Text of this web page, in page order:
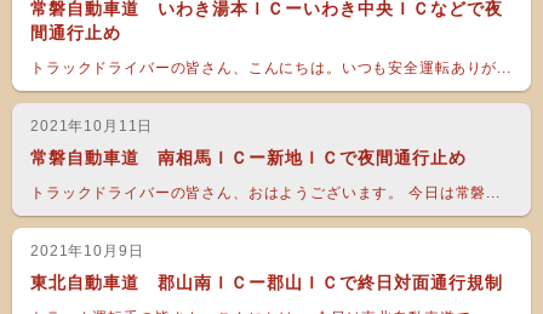
常磐自動車道 いわき湯本ＩＣーいわき中央ＩＣなどで夜
間通行止め
トラックドライバーの皆さん、こんにちは。いつも安全運転ありが...
2021年10月11日
常磐自動車道 南相馬ＩＣー新地ＩＣで夜間通行止め
トラックドライバーの皆さん、おはようございます。 今日は常磐...
2021年10月9日
東北自動車道 郡山南ＩＣー郡山ＩＣで終日対面通行規制